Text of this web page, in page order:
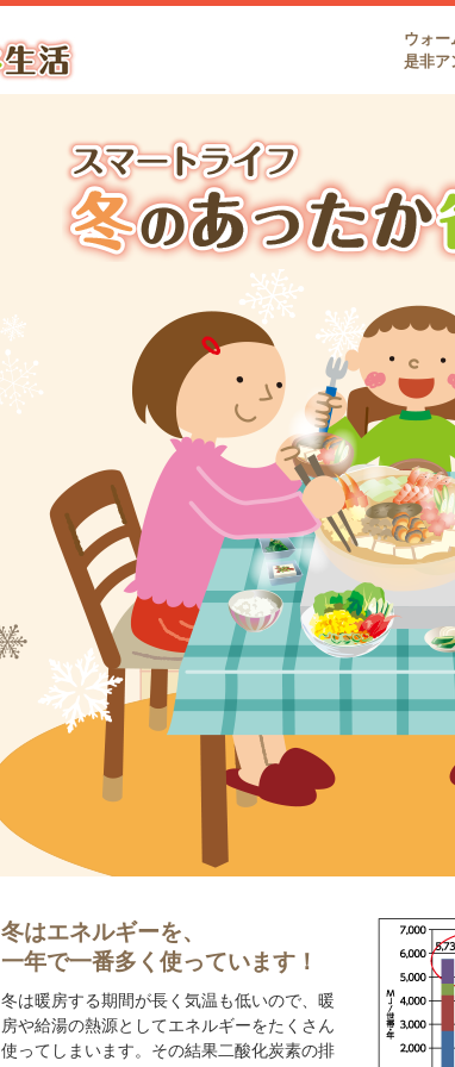
ウォー
是非ア
冬はエネルギーを、
一年で一番多く使っています！
冬は暖房する期間が長く気温も低いので、暖
房や給湯の熱源としてエネルギーをたくさん
使ってしまいます。その結果二酸化炭素の排